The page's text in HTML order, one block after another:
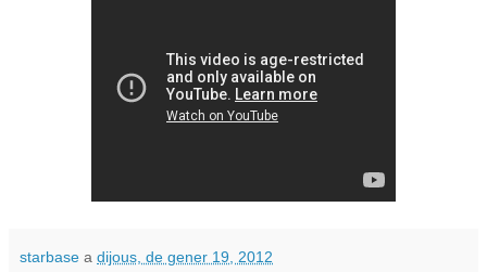
starbase a dijous, de gener 19, 2012